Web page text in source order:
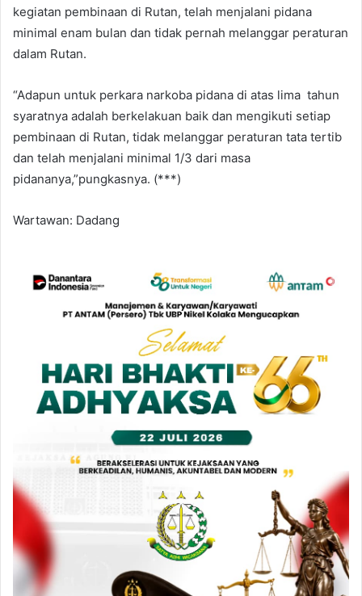
kegiatan pembinaan di Rutan, telah menjalani pidana
minimal enam bulan dan tidak pernah melanggar peraturan
dalam Rutan.
“Adapun untuk perkara narkoba pidana di atas lima tahun
syaratnya adalah berkelakuan baik dan mengikuti setiap
pembinaan di Rutan, tidak melanggar peraturan tata tertib
dan telah menjalani minimal 1/3 dari masa
pidananya,”pungkasnya. (***)
Wartawan: Dadang